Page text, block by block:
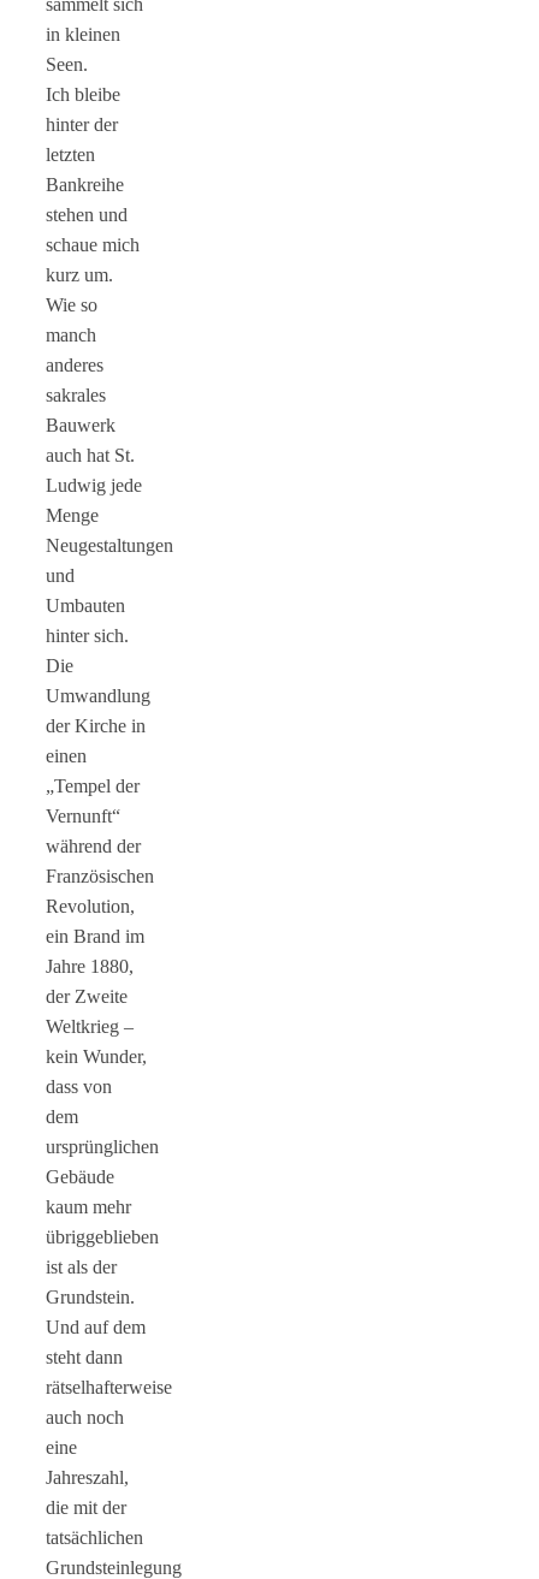
in kleinen
Seen.
Ich bleibe
hinter der
letzten
Bankreihe
stehen und
schaue mich
kurz um.
Wie so
manch
anderes
sakrales
Bauwerk
auch hat St.
Ludwig jede
Menge
Neugestaltungen
und
Umbauten
hinter sich.
Die
Umwandlung
der Kirche in
einen
„Tempel der
Vernunft“
während der
Französischen
Revolution,
ein Brand im
Jahre 1880,
der Zweite
Weltkrieg –
kein Wunder,
dass von
dem
ursprünglichen
Gebäude
kaum mehr
übriggeblieben
ist als der
Grundstein.
Und auf dem
steht dann
rätselhafterweise
auch noch
eine
Jahreszahl,
die mit der
tatsächlichen
Grundsteinlegung